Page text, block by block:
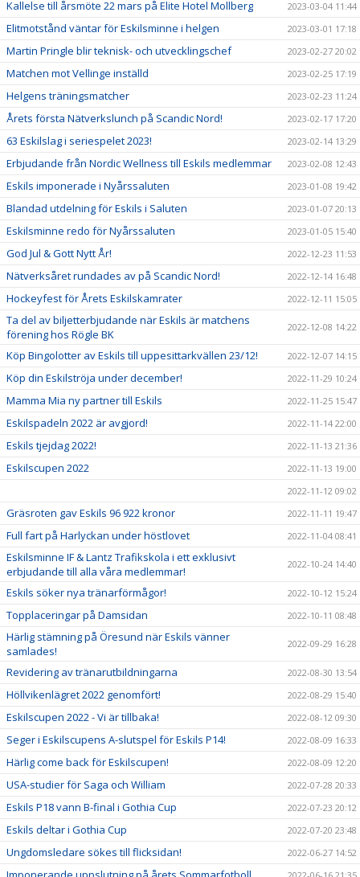
Kallelse till årsmöte 22 mars på Elite Hotel Mollberg 2023-03-04 11:44
Elitmotstånd väntar för Eskilsminne i helgen 2023-03-01 17:18
Martin Pringle blir teknisk- och utvecklingschef 2023-02-27 20:02
Matchen mot Vellinge inställd 2023-02-25 17:19
Helgens träningsmatcher 2023-02-23 11:24
Årets första Nätverkslunch på Scandic Nord! 2023-02-17 17:20
63 Eskilslag i seriespelet 2023! 2023-02-14 13:29
Erbjudande från Nordic Wellness till Eskils medlemmar 2023-02-08 12:43
Eskils imponerade i Nyårssaluten 2023-01-08 19:42
Blandad utdelning för Eskils i Saluten 2023-01-07 20:13
Eskilsminne redo för Nyårssaluten 2023-01-05 15:40
God Jul & Gott Nytt År! 2022-12-23 11:53
Nätverksåret rundades av på Scandic Nord! 2022-12-14 16:48
Hockeyfest för Årets Eskilskamrater 2022-12-11 15:05
Ta del av biljetterbjudande när Eskils är matchens
förening hos Rögle BK
2022-12-08 14:22
Köp Bingolotter av Eskils till uppesittarkvällen 23/12! 2022-12-07 14:15
Köp din Eskilströja under december! 2022-11-29 10:24
Mamma Mia ny partner till Eskils 2022-11-25 15:47
Eskilspadeln 2022 är avgjord! 2022-11-14 22:00
Eskils tjejdag 2022! 2022-11-13 21:36
Eskilscupen 2022
2022-11-13 19:00
2022-11-12 09:02
Gräsroten gav Eskils 96 922 kronor 2022-11-11 19:47
Full fart på Harlyckan under höstlovet 2022-11-04 08:41
Eskilsminne IF & Lantz Trafikskola i ett exklusivt
erbjudande till alla våra medlemmar!
2022-10-24 14:40
Eskils söker nya tränarförmågor! 2022-10-12 15:24
Topplaceringar på Damsidan 2022-10-11 08:48
Härlig stämning på Öresund när Eskils vänner
samlades!
2022-09-29 16:28
Revidering av tränarutbildningarna 2022-08-30 13:54
Höllvikenlägret 2022 genomfört! 2022-08-29 15:40
Eskilscupen 2022 - Vi är tillbaka! 2022-08-12 09:30
Seger i Eskilscupens A-slutspel för Eskils P14! 2022-08-09 16:33
Härlig come back för Eskilscupen! 2022-08-09 12:20
USA-studier för Saga och William 2022-07-28 20:33
Eskils P18 vann B-final i Gothia Cup 2022-07-23 20:12
Eskils deltar i Gothia Cup 2022-07-20 23:48
Ungdomsledare sökes till flicksidan! 2022-06-27 14:52